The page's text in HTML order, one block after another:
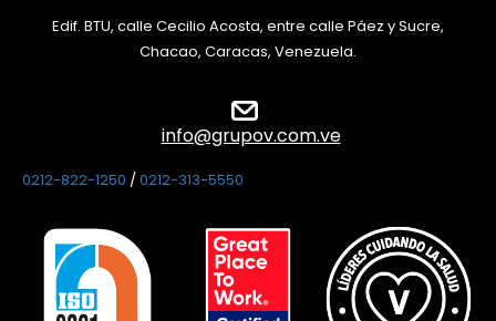
Edif. BTU, calle Cecilio Acosta, entre calle Páez y Sucre,
Chacao, Caracas, Venezuela.
info@grupov.com.ve
0212-822-1250 / 0212-313-5550